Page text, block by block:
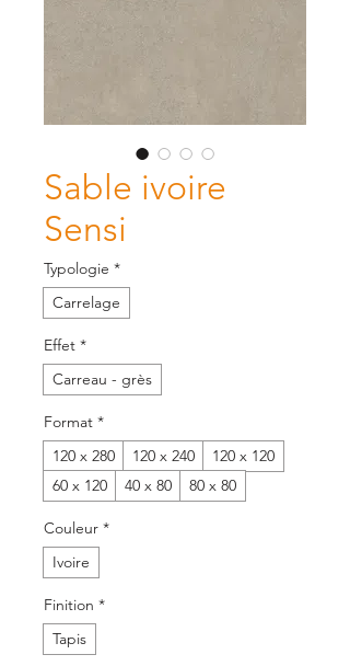
Sable ivoire
Sensi
Typologie *
Carrelage
Effet *
Carreau - grès
Format *
120 x 280
120 x 240
120 x 120
60 x 120
40 x 80 80 x 80
Couleur *
Ivoire
Finition *
Tapis